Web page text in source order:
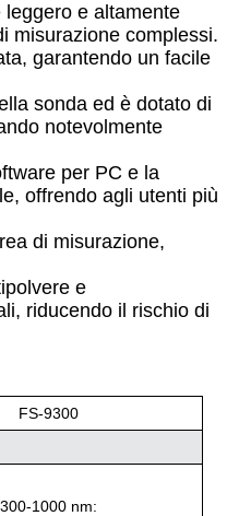
e altamente
misurazione complessi.
garantendo un facile
sonda ed è dotato di
notevolmente
per PC e la
offrendo agli utenti più
di misurazione,
e
riducendo il rischio di
FS-9300
300-1000 nm: